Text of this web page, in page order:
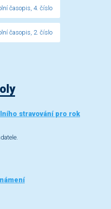
časopis, 4. číslo
časopis, 2. číslo
stravování pro rok